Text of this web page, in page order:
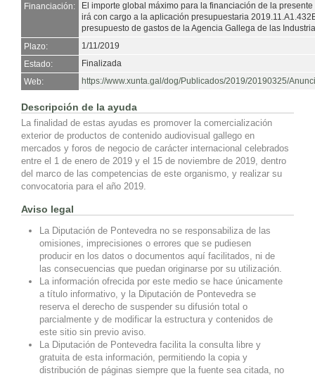
Financiación:
El importe global máximo para la financiación de la
irá con cargo a la aplicación presupuestaria
presupuesto de gastos de la Agencia Gallega de las
Plazo:
1/11/2019
Estado:
Finalizada
Web:
https://www.xunta.gal/dog/Publicados/2019/20190325/
Descripción de la ayuda
La finalidad de estas ayudas es promover la comercialización
exterior de productos de contenido audiovisual gallego en
mercados y foros de negocio de carácter internacional celebrados
entre el 1 de enero de 2019 y el 15 de noviembre de 2019, dentro
del marco de las competencias de este organismo, y realizar su
convocatoria para el año 2019.
Aviso legal
La Diputación de Pontevedra no se responsabiliza de las
omisiones, imprecisiones o errores que se pudiesen
producir en los datos o documentos aquí facilitados, ni de
las consecuencias que puedan originarse por su utilización.
La información ofrecida por este medio se hace únicamente
a título informativo, y la Diputación de Pontevedra se
reserva el derecho de suspender su difusión total o
parcialmente y de modificar la estructura y contenidos de
este sitio sin previo aviso.
La Diputación de Pontevedra facilita la consulta libre y
gratuita de esta información, permitiendo la copia y
distribución de páginas siempre que la fuente sea citada, no